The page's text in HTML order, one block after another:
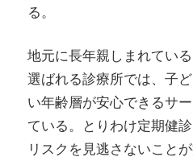
る。
地元に長年親しまれてい
選ばれる診療所では、子
い年齢層が安心できるサ
ている。とりわけ定期健
リスクを見逃さないこと